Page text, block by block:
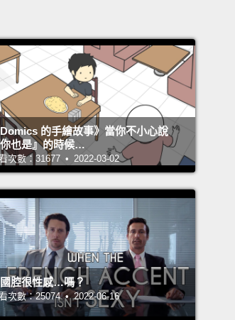
Domics 的手繪故事》當你不小心說
你也是』的時候…
次數：31677 • 2022-03-02
腔很性感…嗎？
次數：25074 • 2022-06-16